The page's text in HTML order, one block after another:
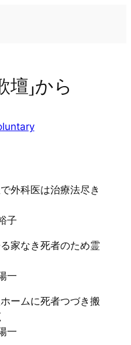
」から
外科医は治療法尽き
子
家なき死者のため霊
一
ームに死者つづき搬
一